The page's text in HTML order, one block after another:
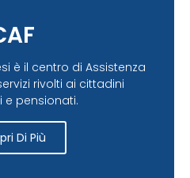
è il centro di Assistenza
rivolti ai cittadini
e pensionati.
Di Più